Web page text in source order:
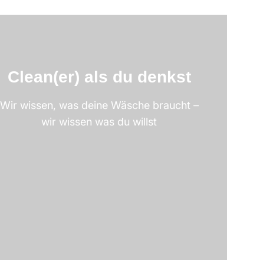
Clean(er) als du denkst
Wir wissen, was deine Wäsche braucht –
wir wissen was du willst